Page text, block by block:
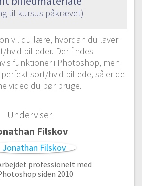
til kursus påkrævet)
vil du lære, hvordan du laver
hvid billeder. Der findes
funktioner i Photoshop, men
sort/hvid billede, så er de
video du bør bruge.
Underviser
Filskov
professionelt med
siden 2010